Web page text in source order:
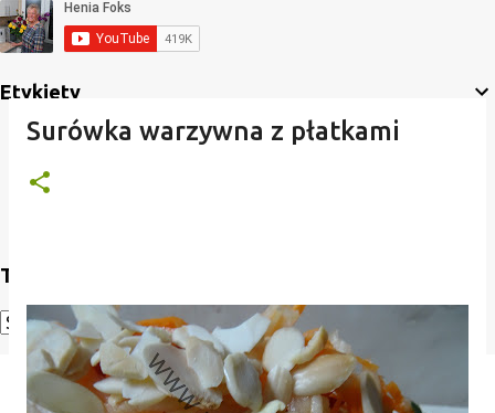
Etykiety
Translate
Powered by Translate
Surówka warzywna z płatkami